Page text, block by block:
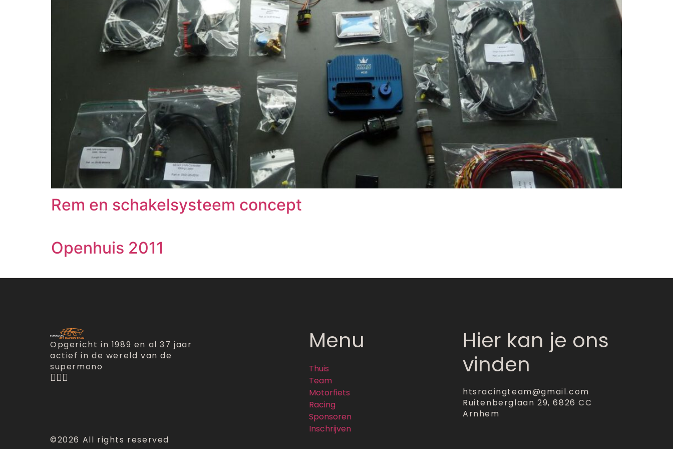
Rem en schakelsysteem concept
Openhuis 2011
Opgericht in 1989 en al 37 jaar
actief in de wereld van de
supermono
Menu
Thuis
Team
Motorfiets
Racing
Sponsoren
Inschrijven
Hier kan je ons
vinden
htsracingteam@gmail.com
Ruitenberglaan 29, 6826 CC
Arnhem
©2026 All rights reserved